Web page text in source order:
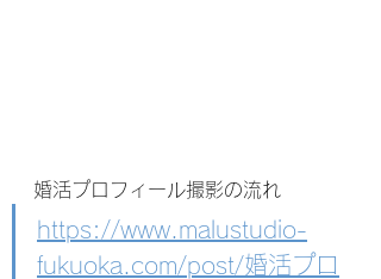
婚活プロフィール撮影の流れ
https://www.malustudio-
fukuoka.com/post/婚活プロ